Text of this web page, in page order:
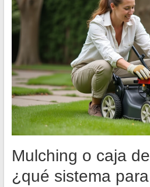
Mulching o caja
¿qué sistema